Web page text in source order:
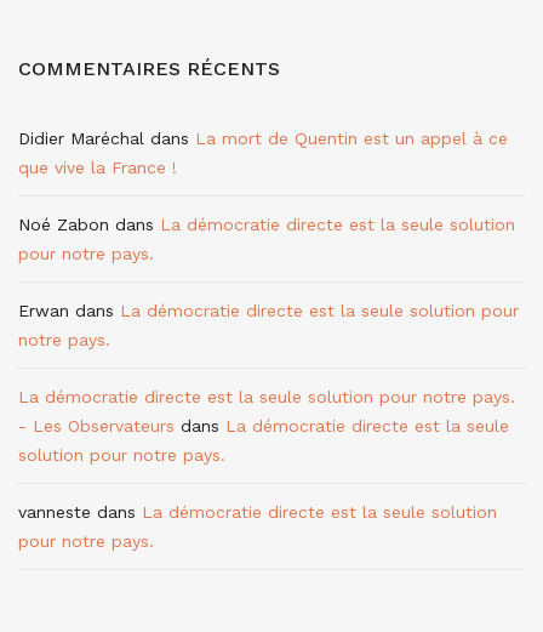
COMMENTAIRES RÉCENTS
Didier Maréchal dans La mort de Quentin est un appel à ce
que vive la France !
Noé Zabon dans La démocratie directe est la seule solution
pour notre pays.
Erwan dans La démocratie directe est la seule solution pour
notre pays.
La démocratie directe est la seule solution pour notre pays.
- Les Observateurs dans La démocratie directe est la seule
solution pour notre pays.
vanneste dans La démocratie directe est la seule solution
pour notre pays.